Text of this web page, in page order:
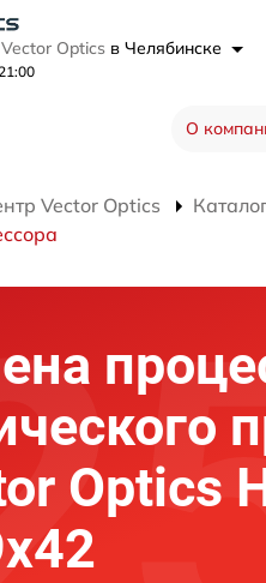
Optics в Челябинске
О
Vector Optics
Optics